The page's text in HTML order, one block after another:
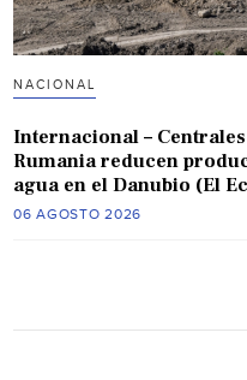
NACIONAL
Internacional –
Rumania reducen
agua en el Danubio (El
06 AGOSTO 2026